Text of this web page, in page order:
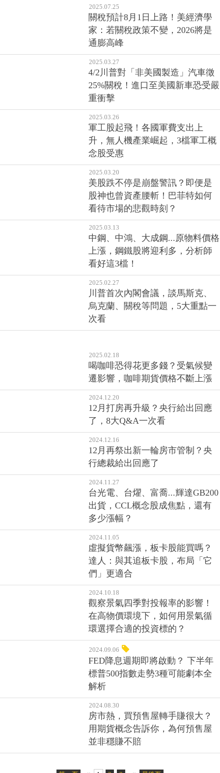
2025.07.25
關稅預計8月1日上路！美經濟學
家：若關稅政策不變，2026將是
通膨高峰
2025.03.27
4/2川普對「非美國製造」汽車徵
25%關稅！進口至美國新車恐受嚴
重衝擊
2025.03.26
軍工股起飛！各國軍費支出上
升，無人機產業崛起，3檔軍工概
念股受惠
2025.03.20
美股跌不停是崩盤警訊？即便是
股神也曾資產腰斬！巴菲特如何
看待市場的悲觀時刻？
2025.03.13
中鋼、中鴻、大成鋼...原物料價格
上漲，鋼鐵股將迎利多，分析師
看好這3檔！
2025.02.27
川普首次內閣會議，談馬斯克、
烏克蘭、關稅等問題，5大重點一
次看
2025.02.18
喝咖啡恐得花更多錢？受氣候變
遷影響，咖啡期貨價格不斷上漲
2024.12.20
12月打房再升級？央行給出回應
了，8大Q&A一次看
2024.12.16
12月再祭出新一輪房市管制？央
行總裁給出回應了
2024.11.27
台光電、台燿、富喬...輝達GB200
出貨，CCL概念股成焦點，還有
多少漲幅？
2024.11.05
虛擬貨幣飆漲，板卡股能買嗎？
達人：與其追板卡股，布局「它
們」更適合
2024.10.18
觀察景氣四季對投報率的影響！
在高物價環境下，如何用景氣循
環選擇合適的投資標的？
2024.09.06
FED降息週期即將啟動？ 下半年
標普500指數走勢3種可能劇本全
解析
2024.08.30
房市熱，買預售屋轉手賺很大？
用期貨概念告訴你，為何預售屋
並非穩賺不賠